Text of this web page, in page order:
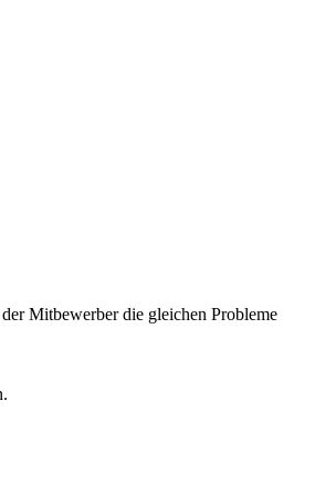
Mitbewerber die gleichen Probleme